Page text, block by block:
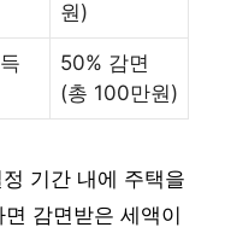
원)
50% 감면
(총 100만원)
기간 내에 주택을
감면받은 세액이